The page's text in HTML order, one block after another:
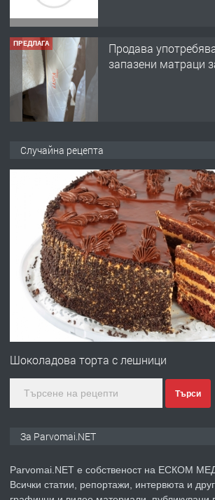
ПРЕДЛАГА
Продава
запазени матраци
ПРЕДЛАГА
Първи поход "По
Войвода"
Монтажник на
Случайна рецепта
Шоколадова торта с лешници
Търси
За Parvomai.NET
Parvomai.NET е собственост на ЕСКОМ
Всички статии, репортажи, интервюта и